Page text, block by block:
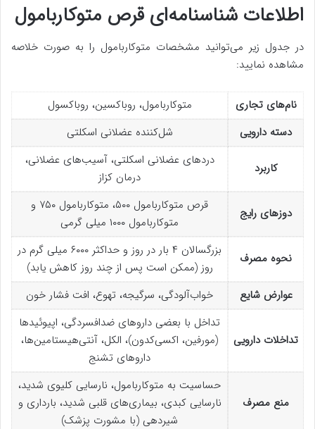
اطلاعات شناسنامه‌ای قرص متوکاربامول
در جدول زیر می‌توانید مشخصات متوکاربامول را به صورت خلاصه
مشاهده نمایید:
نام‌های تجاری
متوکاربامول، روباکسین، روباکسول
دسته دارویی
شل‌کننده عضلانی اسکلتی
کاربرد
دردهای عضلانی اسکلتی، آسیب‌های عضلانی،
درمان کزاز
دوزهای رایج
قرص متوکاربامول ۵۰۰، متوکاربامول ۷۵۰ و
متوکاربامول ۱۰۰۰ میلی گرمی
نحوه مصرف
بزرگسالان ۴ بار در روز و حداکثر ۶۰۰۰ میلی گرم در
روز (ممکن است پس از چند روز کاهش یابد)
عوارض شایع
خواب‌آلودگی، سرگیجه، تهوع، افت فشار خون
تداخلات دارویی
تداخل با بعضی داروهای ضدافسردگی، اپیوئیدها
(مورفین، اکسی‌کدون)، الکل، آنتی‌هیستامین‌ها،
داروهای تشنج
منع مصرف
حساسیت به متوکاربامول، نارسایی کلیوی شدید،
نارسایی کبدی، بیماری‌های قلبی شدید، بارداری و
شیردهی (با مشورت پزشک)